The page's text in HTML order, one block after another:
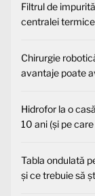
Filtrul de
centralei termice
Chirurgie
avantaje poate
Hidrofor la o
10 ani (și pe
Tabla ondulată
și ce trebuie să